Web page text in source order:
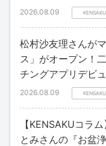
2026.08.09
松村沙友理さんが
ス」がオープン！
チングアプリデビ
2026.08.09
【KENSAKUコラ
とみさんの『お盆